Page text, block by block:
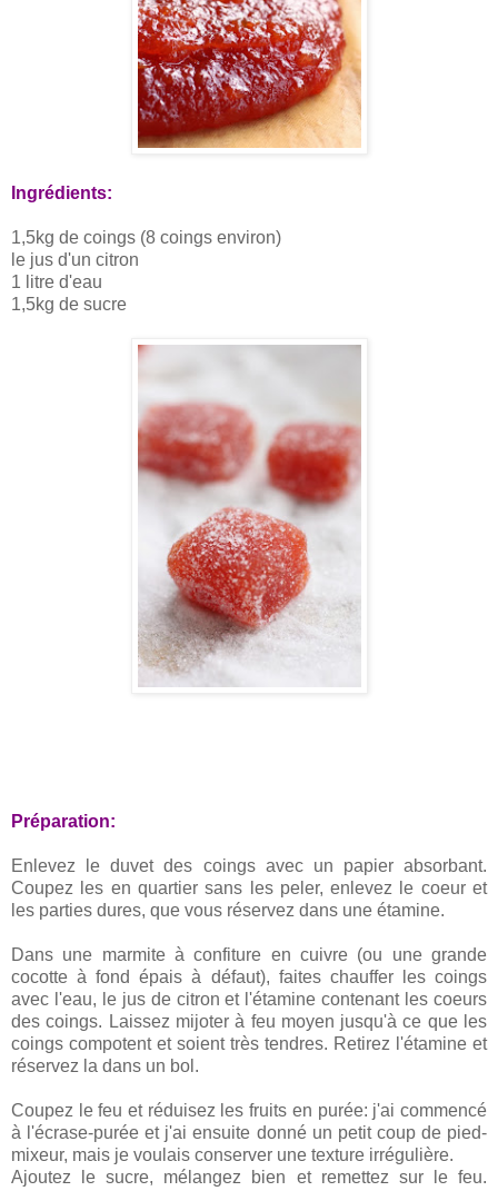
Ingrédients:
1,5kg de coings (8 coings environ)
le jus d'un citron
1 litre d'eau
1,5kg de sucre
Préparation:
Enlevez le duvet des coings avec un papier absorbant.
Coupez les en quartier sans les peler, enlevez le coeur et
les parties dures, que vous réservez dans une étamine.
Dans une marmite à confiture en cuivre (ou une grande
cocotte à fond épais à défaut), faites chauffer les coings
avec l'eau, le jus de citron et l'étamine contenant les coeurs
des coings. Laissez mijoter à feu moyen jusqu'à ce que les
coings compotent et soient très tendres. Retirez l'étamine et
réservez la dans un bol.
Coupez le feu et réduisez les fruits en purée: j'ai commencé
à l'écrase-purée et j'ai ensuite donné un petit coup de pied-
mixeur, mais je voulais conserver une texture irrégulière.
Ajoutez le sucre, mélangez bien et remettez sur le feu.